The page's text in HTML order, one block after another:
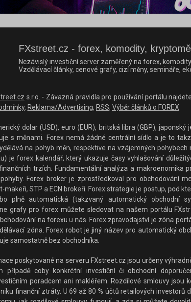
FXstreet.cz - forex, komodity,
Nezávislý investiční server zaměřený na forex,
Vzdělávací články, cenové grafy, cizí měny, semináře,
s.r.o. - Závazná pravidla pro používání portálu
, Reklama/Advertising, RSS, Výběr článků o FOREX
dolar (USD), euro (EUR), britská libra (GBP),
s měnami. Forex nemá žádné centrální sídlo a je to
na pohyb měn, respektive na vzájemných
je forex kalendář, který ukazuje časy vyhlašování
trzích. Fundamentální analýza a makroenomika
Forex broker je zprostředkoval pro obchodování
makeři, STP a ECN brokeři. Forex strategie je postup, pod
plně automatická (takzvaný automatický obchodní
grafy pro forex můžete sledovat na našem portálu
na forexu u nás. Forex zpravodajství je zóna
zóna. Forex robot je jiný název pro automatický
samostatně bez obchodníka.
poskytované na serveru FXstreet.cz jsou určeny
coby konkrétní investiční či obchodní
poradcem ani makléřem. Rozdílové smlouvy jsou
finanční ztráty. U 69 až 80 % účtů retailových